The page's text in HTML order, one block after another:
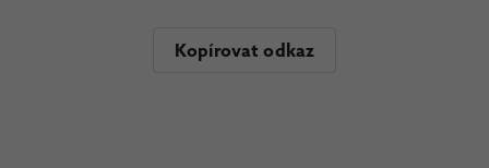
Kopírovat odkaz